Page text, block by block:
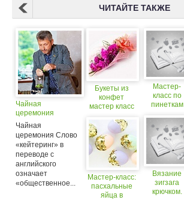
ЧИТАЙТЕ ТАКЖЕ
Чайная
церемония
Чайная
церемония Слово
«кейтеринг» в
переводе с
английского
означает
«общественное...
Букеты из
конфет
мастер класс
Мастер-класс:
пасхальные
яйца в
Мастер-
класс по
пинеткам
хулиганы"
Вязание
зигзага
крючком.